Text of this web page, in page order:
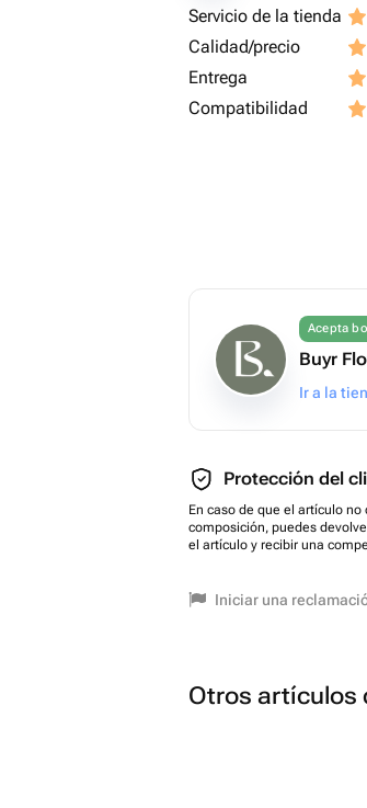
Servicio de la tienda
Calidad/precio
Entrega
Compatibilidad
Acepta
Buyr
Ir a la
Protección del
En caso de que el artículo no
composición, puedes
el artículo y recibir una
Iniciar una
Otros artículos